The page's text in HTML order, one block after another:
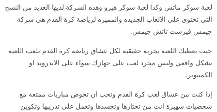
لعبة سوكر ماتش وكذا لعبة سوكر هيرو وهذه الشركة لديها العديد من النسخ
التي تحتوي على الالعاب الجديده والمميزه لرياضة كرة القدم هي شركة
جيمس فيرست تاتش جيمس.
حيث تعطيك اللعبة تجربه حقيقيه لكل عشاق رياضة كرة القدم تلعب اللعبة
بشكل واقعي وليس مجرد لعب على جهازك سواء على الاندرويد او
الكمبيوتر.
إذا كنت من عشاق لعب كرة القدم وتحب ان تخوض مباريات ممتعه مع
شخصيات شهيرة انت من تختارها وتجسدها وتعمل على تدريبها وتكوين